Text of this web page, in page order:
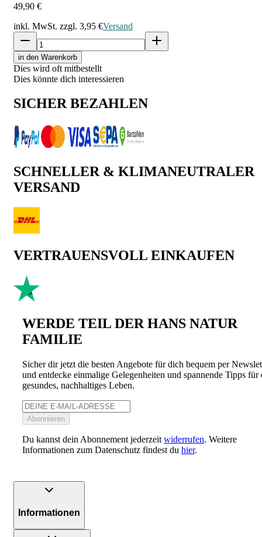
49,90 €
inkl. MwSt. zzgl. 3,95 €Versand
in den Warenkorb
Dies wird oft mitbestellt
Dies könnte dich interessieren
SICHER BEZAHLEN
SCHNELLER & KLIMANEUTRALER
VERSAND
VERTRAUENSVOLL EINKAUFEN
WERDE TEIL DER HANS NATUR
FAMILIE
Sicher dir jetzt die besten Angebote für dich bequem per
und entdecke einmalige Gelegenheiten und spannende Tipps für
gesundes, nachhaltiges Leben.
Abonnieren
Du kannst dein Abonnement jederzeit widerrufen. Weitere
Informationen zum Datenschutz findest du hier.
Informationen